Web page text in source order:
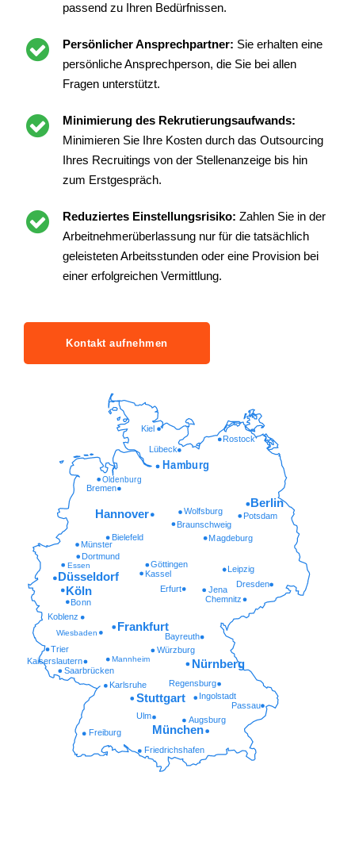
passend zu Ihren Bedürfnissen.
Persönlicher Ansprechpartner: Sie erhalten eine
persönliche Ansprechperson, die Sie bei allen
Fragen unterstützt.
Minimierung des Rekrutierungsaufwands:
Minimieren Sie Ihre Kosten durch das Outsourcing
Ihres Recruitings von der Stellenanzeige bis hin
zum Erstgespräch.
Reduziertes Einstellungsrisiko: Zahlen Sie in der
Arbeitnehmerüberlassung nur für die tatsächlich
geleisteten Arbeitsstunden oder eine Provision bei
einer erfolgreichen Vermittlung.
Kontakt aufnehmen
Friedrichshafen
Freiburg
Augsburg
Ulm
Passau
Ingolstadt
Regensburg
Karlsruhe
Saarbrücken
Kaiserslautern Mannheim
Würzburg
Trier
Wiesbaden Bayreuth
Koblenz
Chemnitz
Bonn
Erfurt Jena
Dresden
Kassel
Göttingen
Essen
Dortmund
Münster
Magdeburg
Bielefeld
Braunschweig
Potsdam
Wolfsburg
Oldenburg
Lübeck
Rostock
Kiel
München
Stuttgart
Nürnberg
Frankfurt
Köln
Düsseldorf
Leipzig
Hannover
Berlin
Bremen
Hamburg